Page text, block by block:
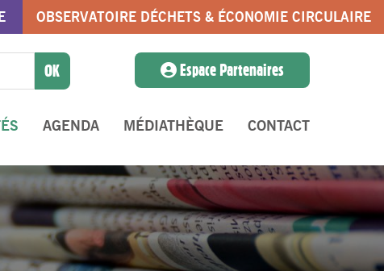
OBSERVATOIRE DÉCHETS & ÉCONOMIE CIRCULAIRE
Espace Partenaires
AGENDA MÉDIATHÈQUE CONTACT